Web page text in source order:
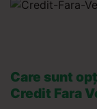
Care sunt
Credit Fara